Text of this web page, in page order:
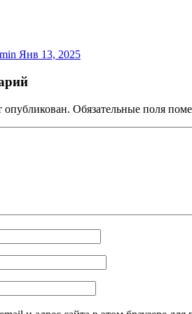
Янв 13, 2025
опубликован. Обязательные поля